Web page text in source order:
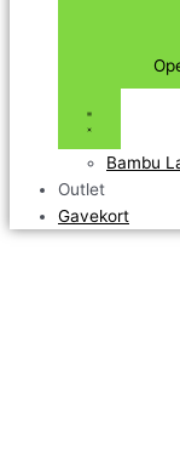
Bambu
Outlet
Gavekort